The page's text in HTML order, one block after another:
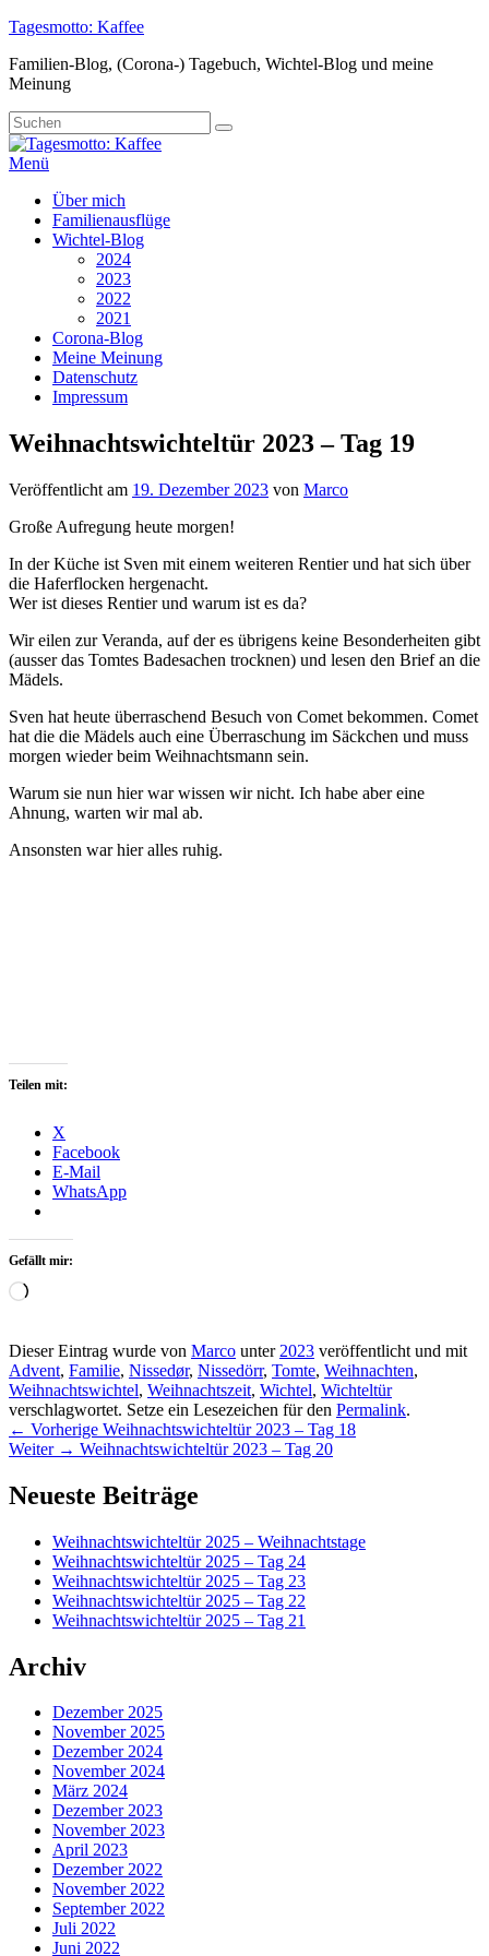
Zum
springen
Tagesmotto: Kaffee
Familien-Blog, (Corona-) Tagebuch, Wichtel-Blog und meine
Meinung
Suche
nach:
Suchen
Menü
Primäres
Menü
Über mich
Familienausflüge
Wichtel-Blog
2024
2023
2022
2021
Corona-Blog
Meine Meinung
Datenschutz
Impressum
Weihnachtswichteltür 2023 – Tag 19
Veröffentlicht am 19. Dezember 2023 von Marco
Große Aufregung heute morgen!
In der Küche ist Sven mit einem weiteren Rentier und hat sich über
die Haferflocken hergenacht.
Wer ist dieses Rentier und warum ist es da?
Wir eilen zur Veranda, auf der es übrigens keine Besonderheiten gibt
(ausser das Tomtes Badesachen trocknen) und lesen den Brief an die
Mädels.
Sven hat heute überraschend Besuch von Comet bekommen. Comet
hat die die Mädels auch eine Überraschung im Säckchen und muss
morgen wieder beim Weihnachtsmann sein.
Warum sie nun hier war wissen wir nicht. Ich habe aber eine
Ahnung, warten wir mal ab.
Ansonsten war hier alles ruhig.
Teilen mit:
X
Facebook
E-Mail
WhatsApp
Gefällt mir:
Wird
Dieser Eintrag wurde von Marco unter 2023 veröffentlicht und mit
Advent, Familie, Nissedør, Nissedörr, Tomte, Weihnachten,
Weihnachtswichtel, Weihnachtszeit, Wichtel, Wichteltür
verschlagwortet. Setze ein Lesezeichen für den Permalink.
Beitragsnavigation
← Vorherige Vorheriger
Beitrag:
Weihnachtswichteltür 2023 – Tag 18
Weiter → Nächster
Weihnachtswichteltür 2023 – Tag 20
Primärer
Widgetbereich
Neueste Beiträge
Weihnachtswichteltür 2025 – Weihnachtstage
Weihnachtswichteltür 2025 – Tag 24
Weihnachtswichteltür 2025 – Tag 23
Weihnachtswichteltür 2025 – Tag 22
Weihnachtswichteltür 2025 – Tag 21
Archiv
Dezember 2025
November 2025
Dezember 2024
November 2024
März 2024
Dezember 2023
November 2023
April 2023
Dezember 2022
November 2022
September 2022
Juli 2022
Juni 2022